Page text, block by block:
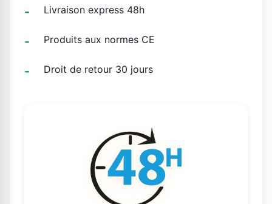
Livraison express 48h
Produits aux normes CE
Droit de retour 30 jours